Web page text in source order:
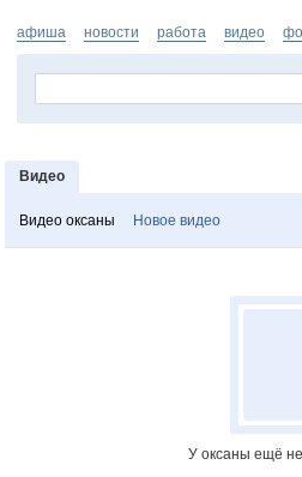
афиша новости работа видео
Видео
Видео оксаны Новое видео
У оксаны ещё